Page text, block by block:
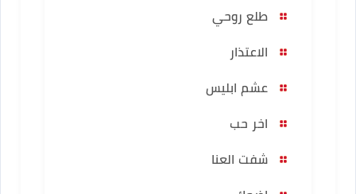
طلع روحي
الاعتذار
عشم ابليس
اخر حب
شفت العنا